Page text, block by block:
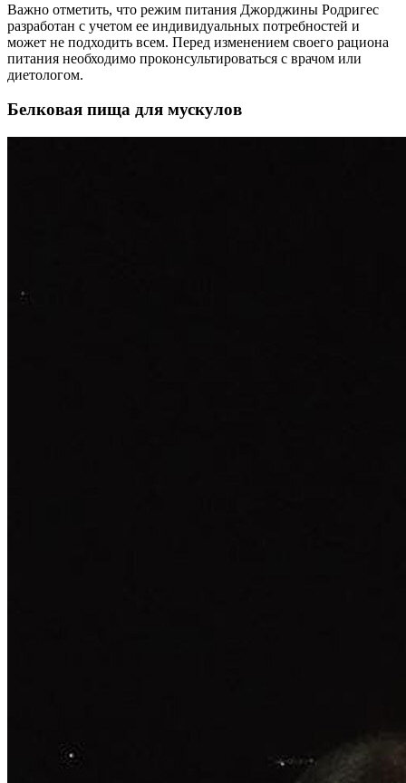
Важно отметить, что режим питания Джорджины Родригес
разработан с учетом ее индивидуальных потребностей и
может не подходить всем. Перед изменением своего рациона
питания необходимо проконсультироваться с врачом или
диетологом.
Белковая пища для мускулов